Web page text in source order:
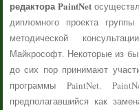
редактора PaintNet
дипломного проекта
методической
Майкрософт. Некоторые из
до сих пор принимают
программы PaintNet.
предполагавшийся как